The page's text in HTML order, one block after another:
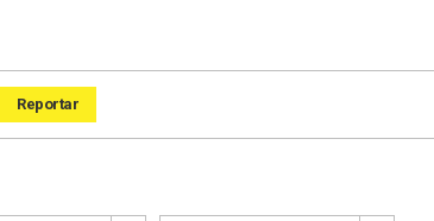
Reportar